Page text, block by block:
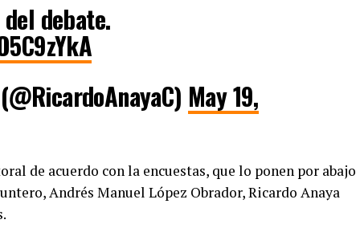
debate.
May 19,
de acuerdo con la encuestas, que lo ponen por abajo
Andrés Manuel López Obrador, Ricardo Anaya